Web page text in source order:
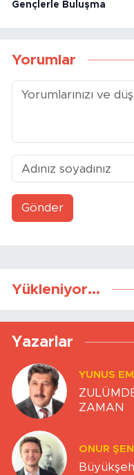
Gençlerle Buluşma
Yorumlar
Gönder
Yükleniyor...
Yazarlar
YUNUS
ZAMAN
ONUR